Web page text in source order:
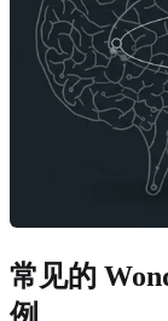
常见的